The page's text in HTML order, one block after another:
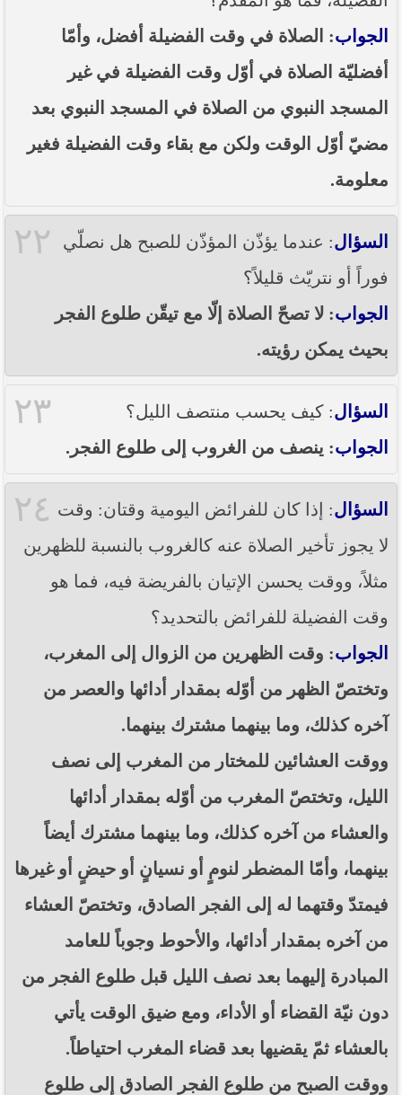
الجواب: الصلاة في وقت الفضيلة أفضل، وأمّا
أفضليّة الصلاة في أوّل وقت الفضيلة في غير
المسجد النبوي من الصلاة في المسجد النبوي بعد
مضيّ أوّل الوقت ولكن مع بقاء وقت الفضيلة فغير
معلومة.
٢٢ السؤال: عندما يؤذّن المؤذّن للصبح هل نصلّي
فوراً أو نتريّث قليلاً؟
الجواب: لا تصحّ الصلاة إلّا مع تيقّن طلوع الفجر
بحيث يمكن رؤيته.
٢٣ السؤال: كيف يحسب منتصف الليل؟
الجواب: ينصف من الغروب إلى طلوع الفجر.
٢٤ السؤال: إذا كان للفرائض اليومية وقتان: وقت
لا يجوز تأخير الصلاة عنه كالغروب بالنسبة للظهرين
مثلاً، ووقت يحسن الإتيان بالفريضة فيه، فما هو
وقت الفضيلة للفرائض بالتحديد؟
الجواب: وقت الظهرين من الزوال إلى المغرب،
وتختصّ الظهر من أوّله بمقدار أدائها والعصر من
آخره كذلك، وما بينهما مشترك بينهما.
ووقت العشائين للمختار من المغرب إلى نصف
الليل، وتختصّ المغرب من أوّله بمقدار أدائها
والعشاء من آخره كذلك، وما بينهما مشترك أيضاً
بينهما، وأمّا المضطر لنومٍ أو نسيانٍ أو حيضٍ أو غيرها
فيمتدّ وقتهما له إلى الفجر الصادق، وتختصّ العشاء
من آخره بمقدار أدائها، والأحوط وجوباً للعامد
المبادرة إليهما بعد نصف الليل قبل طلوع الفجر من
دون نيّة القضاء أو الأداء، ومع ضيق الوقت يأتي
بالعشاء ثمّ يقضيها بعد قضاء المغرب احتياطاً.
ووقت الصبح من طلوع الفجر الصادق إلى طلوع